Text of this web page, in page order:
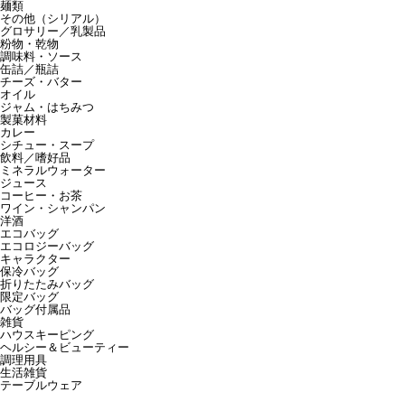
麺類
その他（シリアル）
グロサリー／乳製品
粉物・乾物
調味料・ソース
缶詰／瓶詰
チーズ・バター
オイル
ジャム・はちみつ
製菓材料
カレー
シチュー・スープ
飲料／嗜好品
ミネラルウォーター
ジュース
コーヒー・お茶
ワイン・シャンパン
洋酒
エコバッグ
エコロジーバッグ
キャラクター
保冷バッグ
折りたたみバッグ
限定バッグ
バッグ付属品
雑貨
ハウスキーピング
ヘルシー＆ビューティー
調理用具
生活雑貨
テーブルウェア